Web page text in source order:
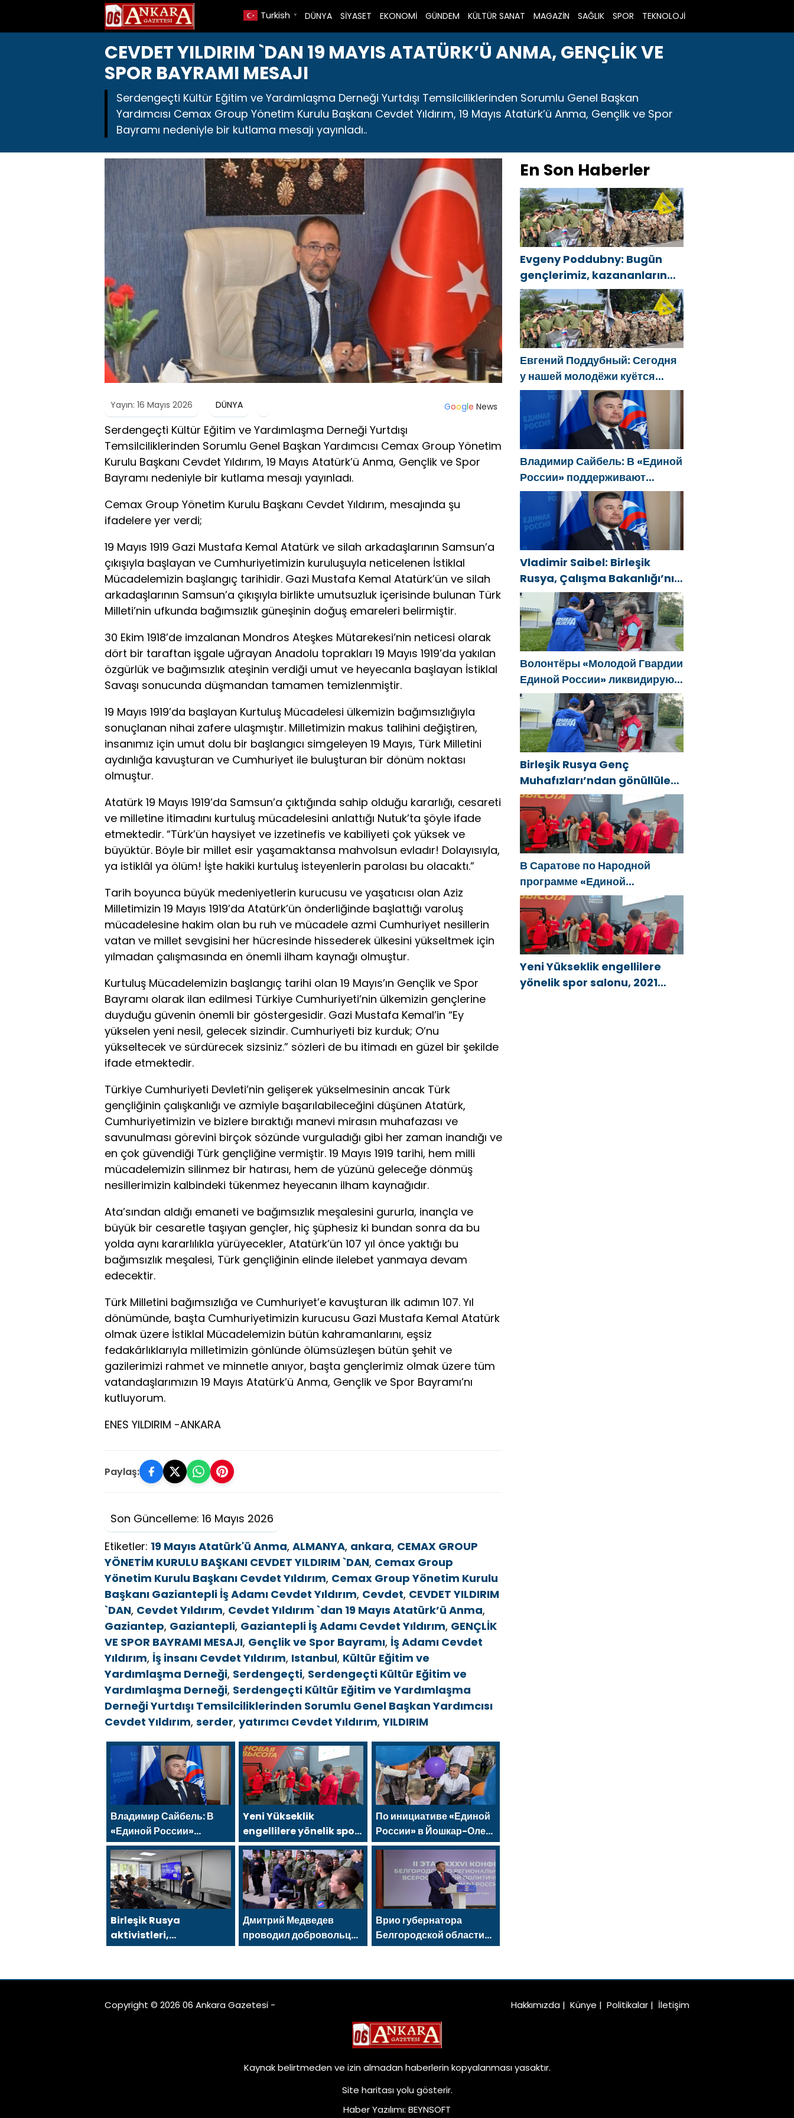
DÜNYA SİYASET EKONOMİ GÜNDEM KÜLTÜR SANAT MAGAZİN SAĞLIK SPOR TEKNOLOJİ
Turkish ▼
CEVDET YILDIRIM `DAN 19 MAYIS ATATÜRK’Ü ANMA, GENÇLİK VE
SPOR BAYRAMI MESAJI
Serdengeçti Kültür Eğitim ve Yardımlaşma Derneği Yurtdışı Temsilciliklerinden Sorumlu Genel Başkan
Yardımcısı Cemax Group Yönetim Kurulu Başkanı Cevdet Yıldırım, 19 Mayıs Atatürk’ü Anma, Gençlik ve Spor
Bayramı nedeniyle bir kutlama mesajı yayınladı..
Yayın: 16 Mayıs 2026 DÜNYA Google News
Serdengeçti Kültür Eğitim ve Yardımlaşma Derneği Yurtdışı
Temsilciliklerinden Sorumlu Genel Başkan Yardımcısı Cemax Group Yönetim
Kurulu Başkanı Cevdet Yıldırım, 19 Mayıs Atatürk’ü Anma, Gençlik ve Spor
Bayramı nedeniyle bir kutlama mesajı yayınladı.
Cemax Group Yönetim Kurulu Başkanı Cevdet Yıldırım, mesajında şu
ifadelere yer verdi;
19 Mayıs 1919 Gazi Mustafa Kemal Atatürk ve silah arkadaşlarının Samsun’a
çıkışıyla başlayan ve Cumhuriyetimizin kuruluşuyla neticelenen İstiklal
Mücadelemizin başlangıç tarihidir. Gazi Mustafa Kemal Atatürk’ün ve silah
arkadaşlarının Samsun’a çıkışıyla birlikte umutsuzluk içerisinde bulunan Türk
Milleti’nin ufkunda bağımsızlık güneşinin doğuş emareleri belirmiştir.
30 Ekim 1918’de imzalanan Mondros Ateşkes Mütarekesi’nin neticesi olarak
dört bir taraftan işgale uğrayan Anadolu toprakları 19 Mayıs 1919’da yakılan
özgürlük ve bağımsızlık ateşinin verdiği umut ve heyecanla başlayan İstiklal
Savaşı sonucunda düşmandan tamamen temizlenmiştir.
19 Mayıs 1919’da başlayan Kurtuluş Mücadelesi ülkemizin bağımsızlığıyla
sonuçlanan nihai zafere ulaşmıştır. Milletimizin makus talihini değiştiren,
insanımız için umut dolu bir başlangıcı simgeleyen 19 Mayıs, Türk Milletini
aydınlığa kavuşturan ve Cumhuriyet ile buluşturan bir dönüm noktası
olmuştur.
Atatürk 19 Mayıs 1919’da Samsun’a çıktığında sahip olduğu kararlığı, cesareti
ve milletine itimadını kurtuluş mücadelesini anlattığı Nutuk’ta şöyle ifade
etmektedir. “Türk’ün haysiyet ve izzetinefis ve kabiliyeti çok yüksek ve
büyüktür. Böyle bir millet esir yaşamaktansa mahvolsun evladır! Dolayısıyla,
ya istiklâl ya ölüm! İşte hakiki kurtuluş isteyenlerin parolası bu olacaktı.”
Tarih boyunca büyük medeniyetlerin kurucusu ve yaşatıcısı olan Aziz
Milletimizin 19 Mayıs 1919’da Atatürk’ün önderliğinde başlattığı varoluş
mücadelesine hakim olan bu ruh ve mücadele azmi Cumhuriyet nesillerin
vatan ve millet sevgisini her hücresinde hissederek ülkesini yükseltmek için
yılmadan çalışmasında en önemli ilham kaynağı olmuştur.
Kurtuluş Mücadelemizin başlangıç tarihi olan 19 Mayıs’ın Gençlik ve Spor
Bayramı olarak ilan edilmesi Türkiye Cumhuriyeti’nin ülkemizin gençlerine
duyduğu güvenin önemli bir göstergesidir. Gazi Mustafa Kemal’in “Ey
yükselen yeni nesil, gelecek sizindir. Cumhuriyeti biz kurduk; O’nu
yükseltecek ve sürdürecek sizsiniz.” sözleri de bu itimadı en güzel bir şekilde
ifade etmektedir.
Türkiye Cumhuriyeti Devleti’nin gelişerek yükselmesinin ancak Türk
gençliğinin çalışkanlığı ve azmiyle başarılabileceğini düşünen Atatürk,
Cumhuriyetimizin ve bizlere bıraktığı manevi mirasın muhafazası ve
savunulması görevini birçok sözünde vurguladığı gibi her zaman inandığı ve
en çok güvendiği Türk gençliğine vermiştir. 19 Mayıs 1919 tarihi, hem milli
mücadelemizin silinmez bir hatırası, hem de yüzünü geleceğe dönmüş
nesillerimizin kalbindeki tükenmez heyecanın ilham kaynağıdır.
Ata’sından aldığı emaneti ve bağımsızlık meşalesini gururla, inançla ve
büyük bir cesaretle taşıyan gençler, hiç şüphesiz ki bundan sonra da bu
yolda aynı kararlılıkla yürüyecekler, Atatürk’ün 107 yıl önce yaktığı bu
bağımsızlık meşalesi, Türk gençliğinin elinde ilelebet yanmaya devam
edecektir.
Türk Milletini bağımsızlığa ve Cumhuriyet’e kavuşturan ilk adımın 107. Yıl
dönümünde, başta Cumhuriyetimizin kurucusu Gazi Mustafa Kemal Atatürk
olmak üzere İstiklal Mücadelemizin bütün kahramanlarını, eşsiz
fedakârlıklarıyla milletimizin gönlünde ölümsüzleşen bütün şehit ve
gazilerimizi rahmet ve minnetle anıyor, başta gençlerimiz olmak üzere tüm
vatandaşlarımızın 19 Mayıs Atatürk’ü Anma, Gençlik ve Spor Bayramı’nı
kutluyorum.
ENES YILDIRIM -ANKARA
Paylaş:
Son Güncelleme: 16 Mayıs 2026
Etiketler: 19 Mayıs Atatürk'ü Anma, ALMANYA, ankara, CEMAX GROUP
YÖNETİM KURULU BAŞKANI CEVDET YILDIRIM `DAN, Cemax Group
Yönetim Kurulu Başkanı Cevdet Yıldırım, Cemax Group Yönetim Kurulu
Başkanı Gaziantepli İş Adamı Cevdet Yıldırım, Cevdet, CEVDET YILDIRIM
`DAN, Cevdet Yıldırım, Cevdet Yıldırım `dan 19 Mayıs Atatürk’ü Anma,
Gaziantep, Gaziantepli, Gaziantepli İş Adamı Cevdet Yıldırım, GENÇLİK
VE SPOR BAYRAMI MESAJI, Gençlik ve Spor Bayramı, İş Adamı Cevdet
Yıldırım, İş insanı Cevdet Yıldırım, Istanbul, Kültür Eğitim ve
Yardımlaşma Derneği, Serdengeçti, Serdengeçti Kültür Eğitim ve
Yardımlaşma Derneği, Serdengeçti Kültür Eğitim ve Yardımlaşma
Derneği Yurtdışı Temsilciliklerinden Sorumlu Genel Başkan Yardımcısı
Cevdet Yıldırım, serder, yatırımcı Cevdet Yıldırım,YILDIRIM
Владимир Сайбель: В
«Единой России»
поддерживают решение
Минтруда упростить для
бывших участников СВО
получение соцконтракта
Yeni Yükseklik
engellilere yönelik spor
salonu, 2021 Birleşik
Rusya Halk Programı
kapsamında
Saratov’da açıldı
По инициативе «Единой
России» в Йошкар-Оле
состоялся семейный
фестиваль
Birleşik Rusya
aktivistleri,
Naberezhnye Chelny’de
için eğitim etkinlikleri
Дмитрий Медведев
проводил добровольцев
МГЕР и «Волонтёрской
Врио губернатора
Белгородской области
Александр Шуваев
реготделения «Единой
En Son Haberler
Evgeny Poddubny: Bugün
gençlerimiz, kazananların
karakterini şekillendiriyor
Евгений Поддубный: Сегодня
у нашей молодёжи куётся
характер победителей
Владимир Сайбель: В «Единой
России» поддерживают
решение Минтруда упростить
для бывших участников СВО
получение соцконтракта
Vladimir Saibel: Birleşik
Rusya, Çalışma Bakanlığı’nın
eski SVO katılımcılarının
sosyal sözleşme edinme
sürecini basitleştirme
kararını destekliyor
Волонтёры «Молодой Гвардии
Единой России» ликвидируют
последствия паводков на
Урале и Дальнем Востоке
Birleşik Rusya Genç
Muhafızları’ndan gönüllüler,
Ural ve Uzak Doğu’daki
sellerin sonuçlarını ortadan
kaldırmaya yardımcı oluyor
В Саратове по Народной
программе «Единой
России»-2021 открылся
адаптивный спортзал «Новая
высота»
Yeni Yükseklik engellilere
yönelik spor salonu, 2021
Copyright © 2026 06 Ankara Gazetesi - Hakkımızda | Künye | Politikalar | İletişim
Kaynak belirtmeden ve izin almadan haberlerin kopyalanması yasaktır.
Site haritasıyolu gösterir.
Haber Yazılımı: BEYNSOFT